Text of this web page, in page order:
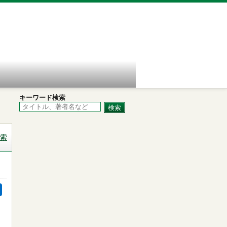
キーワード検索